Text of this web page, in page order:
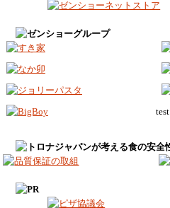
test